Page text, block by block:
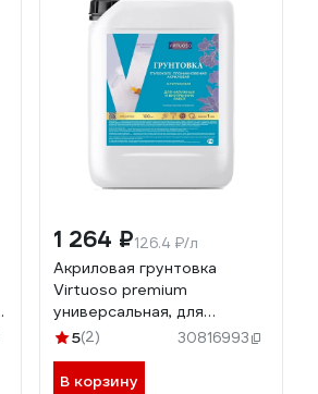
1 264 ₽126.4 ₽/л
Акриловая грунтовка
Virtuoso premium
универсальная, для
наружныйх и внутренних
5(2) 30816993
В корзину